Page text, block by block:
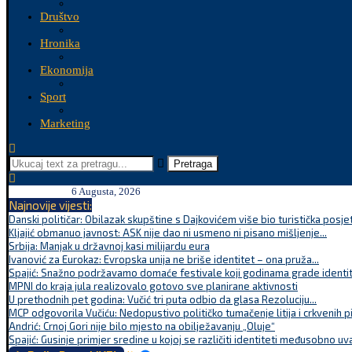
Društvo
Hronika
Ekonomija
Sport
Marketing
Pretraga
6 Augusta, 2026
Najnovije vijesti:
Danski političar: Obilazak skupštine s Dajkovićem više bio turistička
Kljajić obmanuo javnost: ASK nije dao ni usmeno ni pisano mišljenje...
Srbija: Manjak u državnoj kasi milijardu eura
Ivanović za Eurokaz: Evropska unija ne briše identitet – ona pruža...
Spajić: Snažno podržavamo domaće festivale koji godinama grade
MPNI do kraja jula realizovalo gotovo sve planirane aktivnosti
U prethodnih pet godina: Vučić tri puta odbio da glasa Rezoluciju...
MCP odgovorila Vučiću: Nedopustivo političko tumačenje litija i crkvenih
Andrić: Crnoj Gori nije bilo mjesto na obilježavanju „Oluje“
Spajić: Gusinje primjer sredine u kojoj se različiti identiteti međusobno